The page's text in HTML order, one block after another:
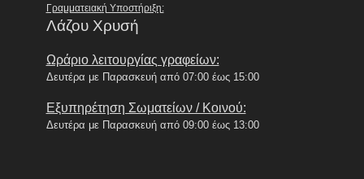
Γραμματειακή Υποστήριξη:
Λάζου Χρυσή
Ωράριο λειτουργίας γραφείων:
Δευτέρα με Παρασκευή από 07:00 έως 15:00
Εξυπηρέτηση Σωματείων / Κοινού:
Δευτέρα με Παρασκευή από 09:00 έως 13:00